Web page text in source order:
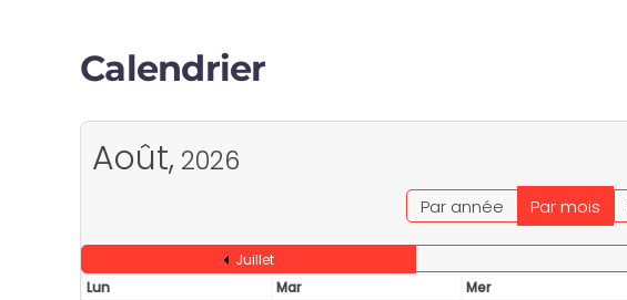
Calendrier
Août, 2026
Par année Par mois
Juillet
Lun
Mar Mer